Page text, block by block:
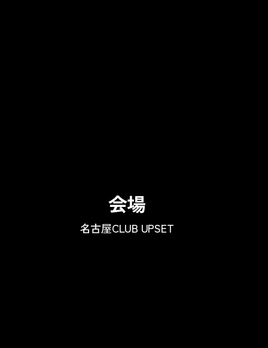
会場
名古屋CLUB UPSET